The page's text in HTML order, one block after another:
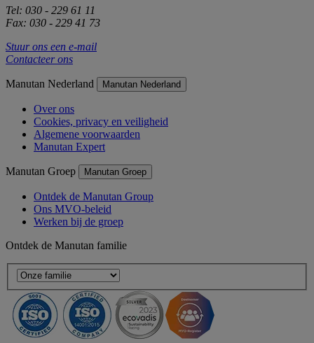
Tel: 030 - 229 61 11
Fax: 030 - 229 41 73
Stuur ons een e-mail
Contacteer ons
Manutan Nederland Manutan Nederland
Over ons
Cookies, privacy en veiligheid
Algemene voorwaarden
Manutan Expert
Manutan Groep Manutan Groep
Ontdek de Manutan Group
Ons MVO-beleid
Werken bij de groep
Ontdek de Manutan familie